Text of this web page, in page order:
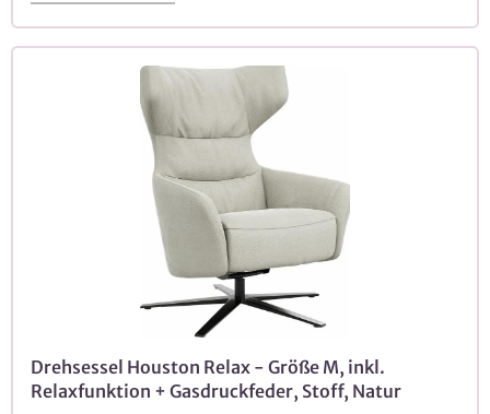
Drehsessel Houston Relax - Größe M, inkl.
Relaxfunktion + Gasdruckfeder, Stoff, Natur